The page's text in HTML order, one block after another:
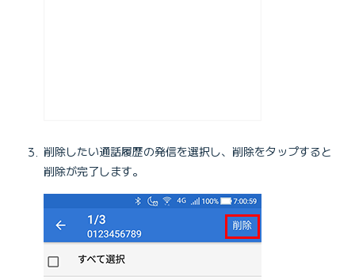
削除したい通話履歴の発信を選択し、削除をタップすると
削除が完了します。